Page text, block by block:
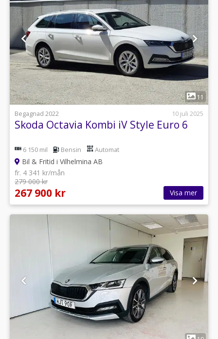
1
11
Begagnad 2022
10 juli 2025
Skoda Octavia Kombi iV Style Euro 6
6 150 mil Bensin Automat
Bil & Fritid i Vilhelmina AB
fr. 4 341 kr/mån
279 000 kr
267 900 kr Visa mer
1